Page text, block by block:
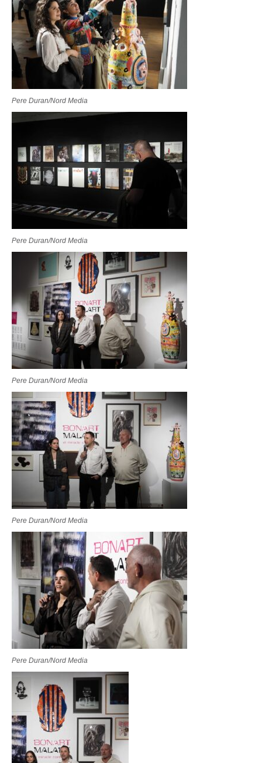
Pere Duran/Nord Media
Pere Duran/Nord Media
Pere Duran/Nord Media
Pere Duran/Nord Media
Pere Duran/Nord Media